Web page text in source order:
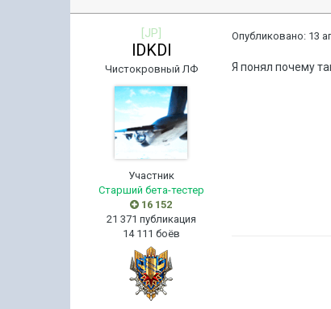
[JP]
lDKDl
Чистокровный ЛФ
Участник
Старший бета-тестер
16 152
21 371 публикация
14 111 боёв
Опубликовано: 13
Я понял почему